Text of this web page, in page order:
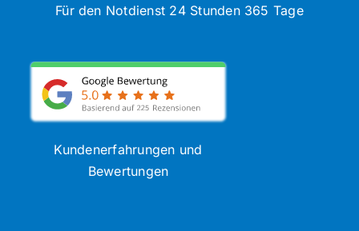
Für den Notdienst 24 Stunden 365 Tage
Kundenerfahrungen und
Bewertungen